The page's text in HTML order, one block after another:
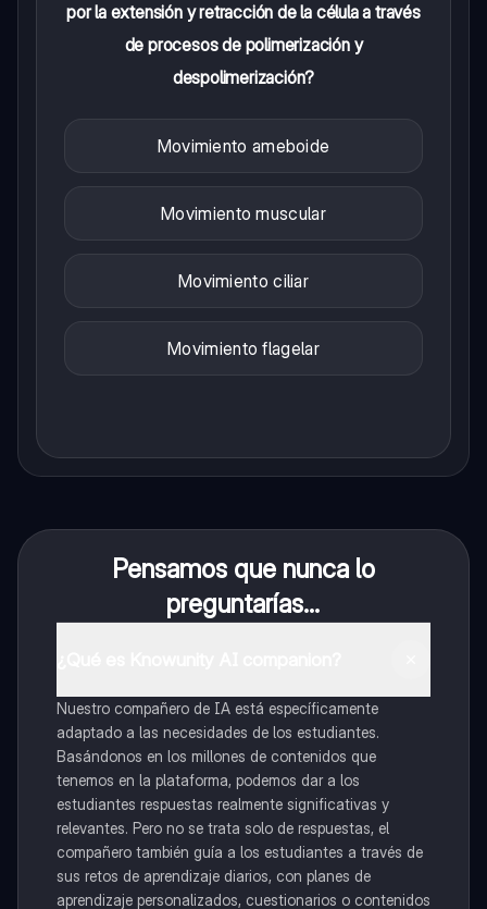
por la extensión y retracción de la célula a través
de procesos de polimerización y
despolimerización?
Movimiento ameboide
Movimiento muscular
Movimiento ciliar
Movimiento flagelar
Pensamos que nunca lo
preguntarías...
Nuestro compañero de IA está específicamente
adaptado a las necesidades de los estudiantes.
Basándonos en los millones de contenidos que
tenemos en la plataforma, podemos dar a los
estudiantes respuestas realmente significativas y
relevantes. Pero no se trata solo de respuestas, el
compañero también guía a los estudiantes a través de
sus retos de aprendizaje diarios, con planes de
aprendizaje personalizados, cuestionarios o contenidos